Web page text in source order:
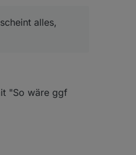
alles,
"So wäre ggf